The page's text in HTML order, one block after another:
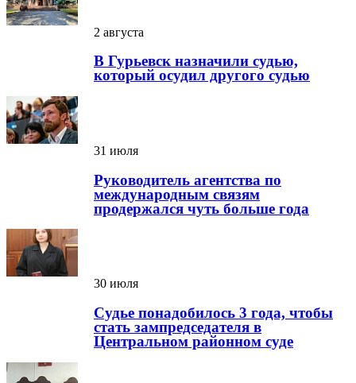
2 августа
В Гурьевск назначили судью,
который осудил другого судью
31 июля
Руководитель агентства по
международным связям
продержался чуть больше года
30 июля
Судье понадобилось 3 года, чтобы
стать зампредседателя в
Центральном районном суде